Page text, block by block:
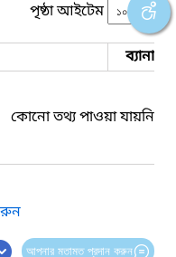
পৃষ্ঠা আইটেম
ব্যানার
কোনো তথ্য পাওয়া যায়নি।
আপনার মতামত প্রদান করুন